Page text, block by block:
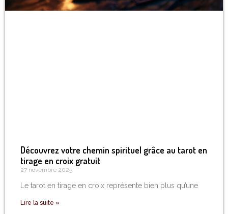
Découvrez votre chemin spirituel grâce au tarot en
tirage en croix gratuit
27 novembre 2025
Le tarot en tirage en croix représente bien plus qu’une
Lire la suite »